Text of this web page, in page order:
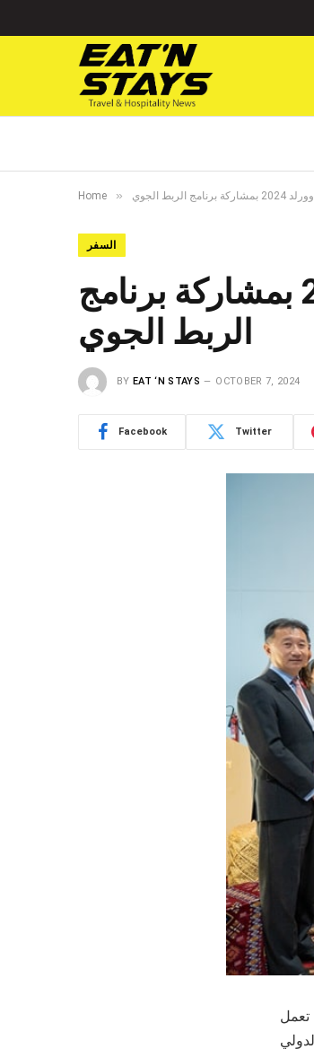
Home » الجوي
السفر
انطلاق فعاليات معرض ومؤتمر روتس وورلد 2024 بمشاركة برنامج
الربط الجوي
BY EAT ‘N STAYS OCTOBER 7, 2024
Facebook Twitter
تعمل